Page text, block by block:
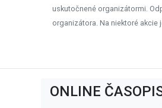
uskutočnené organizátormi.
organizátora. Na niektoré akcie
ONLINE